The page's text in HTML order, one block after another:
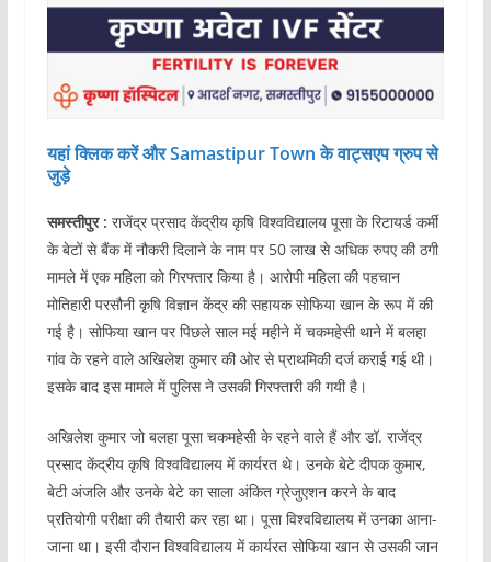
यहां क्लिक करें और Samastipur Town के वाट्सएप ग्रुप से
जुड़े
समस्तीपुर : राजेंद्र प्रसाद केंद्रीय कृषि विश्वविद्यालय पूसा के रिटायर्ड कर्मी
के बेटों से बैंक में नौकरी दिलाने के नाम पर 50 लाख से अधिक रुपए की ठगी
मामले में एक महिला को गिरफ्तार किया है। आरोपी महिला की पहचान
मोतिहारी परसौनी कृषि विज्ञान केंद्र की सहायक सोफिया खान के रूप में की
गई है। सोफिया खान पर पिछले साल मई महीने में चकमहेसी थाने में बलहा
गांव के रहने वाले अखिलेश कुमार की ओर से प्राथमिकी दर्ज कराई गई थी।
इसके बाद इस मामले में पुलिस ने उसकी गिरफ्तारी की गयी है।
अखिलेश कुमार जो बलहा पूसा चकमहेसी के रहने वाले हैं और डॉ. राजेंद्र
प्रसाद केंद्रीय कृषि विश्वविद्यालय में कार्यरत थे। उनके बेटे दीपक कुमार,
बेटी अंजलि और उनके बेटे का साला अंकित ग्रेजुएशन करने के बाद
प्रतियोगी परीक्षा की तैयारी कर रहा था। पूसा विश्वविद्यालय में उनका आना-
जाना था। इसी दौरान विश्वविद्यालय में कार्यरत सोफिया खान से उसकी जान